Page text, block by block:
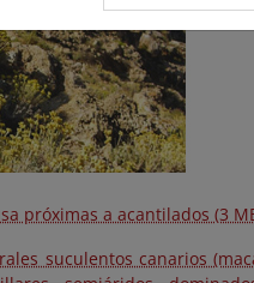
próximas a acantilados (3
suculentos canarios